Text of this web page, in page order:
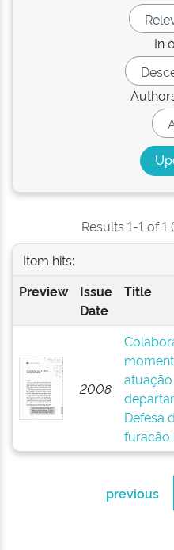
In
Results 1-1 of
Item hits:
Preview
Issue
Date
Title
2008
Defesa
furacão
previous